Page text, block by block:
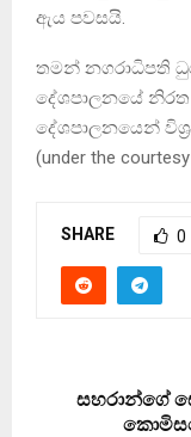
ඇය පවසයි.
තමන් නගරාධිපති
දේශපාලනයේ
දේශපාලනයෙන්
(under the
SHARE 0
සහරාන්ගේ